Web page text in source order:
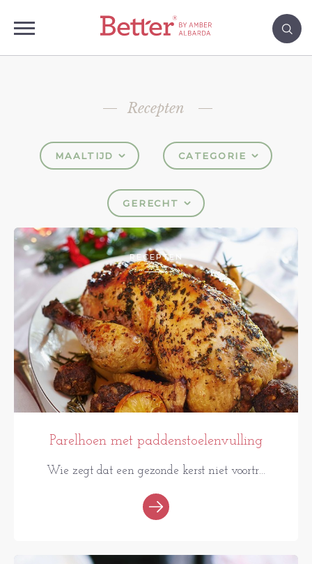
Recepten
MAALTIJD CATEGORIE
GERECHT
RECEPTEN
Parelhoen met paddenstoelenvulling
Wie zegt dat een gezonde kerst niet voortr...